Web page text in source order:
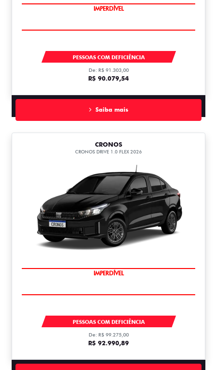
IMPERDÍVEL
PESSOAS COM DEFICIÊNCIA
De: R$ 91.303,00
R$ 90.079,54
Saiba mais
CRONOS
CRONOS DRIVE 1.0 FLEX 2026
IMPERDÍVEL
PESSOAS COM DEFICIÊNCIA
De: R$ 99.275,00
R$ 92.990,89